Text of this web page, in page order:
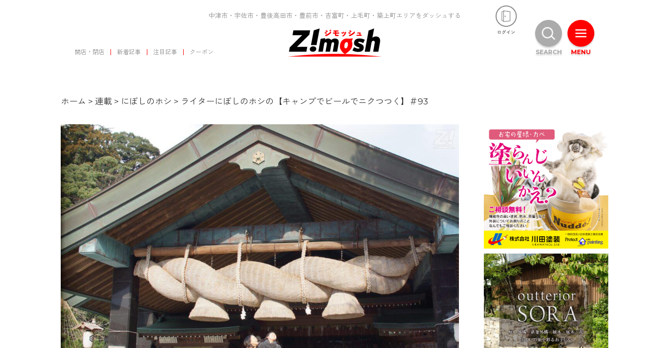
中津市・宇佐市・豊後高田市・豊前市・吉富町・上毛町・築上町エリアをダッシュする
開店・閉店 新着記事 注目記事 クーポン
ホーム > 連載 > にぼしのホシ > ライターにぼしのホシの【キャンプでビールでニクつつく】＃93
MENU
SEARCH